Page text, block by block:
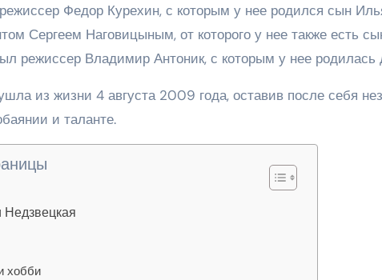
Федор Курехин, с которым у нее родился сын
Сергеем Наговицыным, от которого у нее также есть
режиссер Владимир Антоник, с которым у нее родилась
из жизни 4 августа 2009 года, оставив после себя
и таланте.
хобби